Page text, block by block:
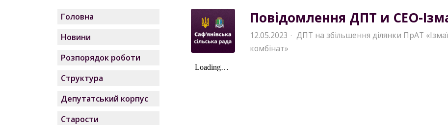
Повідомлення ДПТ и СЕО-
12.05.2023 · ДПТ на збільшення ділянки ПрАТ
комбінат»
Головна
Новини
Розпорядок роботи
Структура
Депутатський корпус
Старости